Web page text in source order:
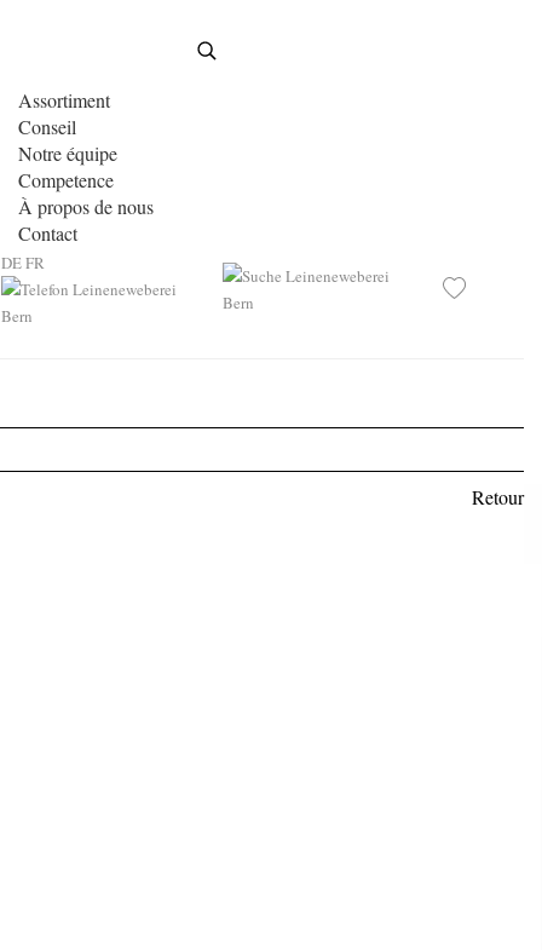
Assortiment
Conseil
Notre équipe
Competence
À propos de nous
Contact
DEFR
Retour